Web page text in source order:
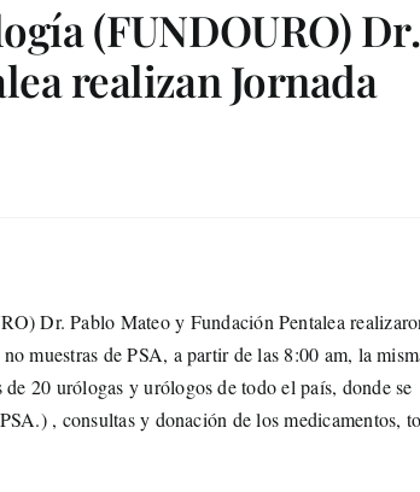
(FUNDOURO) Dr.
realizan Jornada
Dr. Pablo Mateo y Fundación Pentalea
muestras de PSA, a partir de las 8:00 am, la
20 urólogas y urólogos de todo el país, donde se
, consultas y donación de los medicamentos,